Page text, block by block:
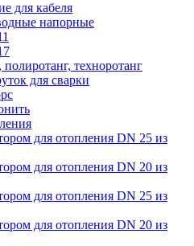
для кабеля
напорные
техноротанг
для сварки
для отопления DN 25 из
для отопления DN 20 из
для отопления DN 25 из
для отопления DN 20 из